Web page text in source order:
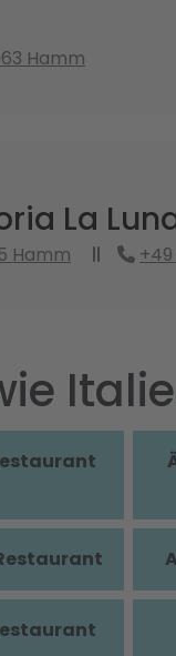
Hamm
La
Hamm +49